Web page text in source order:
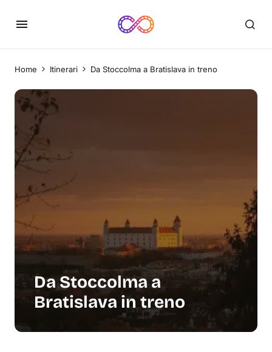
Home Itinerari Da Stoccolma a Bratislava in treno
Da Stoccolma a
Bratislava in treno